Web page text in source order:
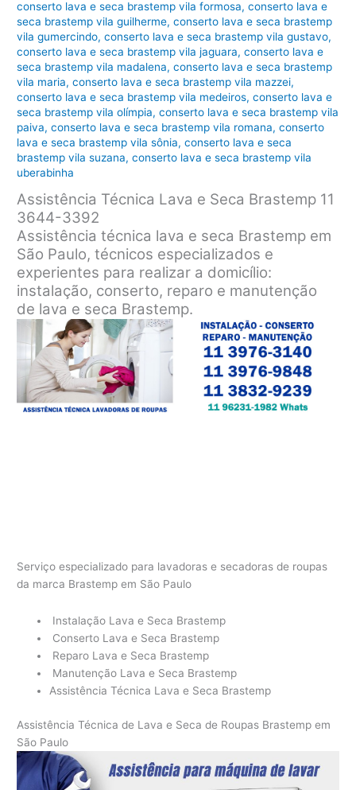
conserto lava e seca brastemp vila formosa,conserto lava e
seca brastemp vila guilherme,conserto lava e seca brastemp
vila gumercindo,conserto lava e seca brastemp vila gustavo,
conserto lava e seca brastemp vila jaguara,conserto lava e
seca brastemp vila madalena,conserto lava e seca brastemp
vila maria,conserto lava e seca brastemp vila mazzei,
conserto lava e seca brastemp vila medeiros,conserto lava e
seca brastemp vila olímpia,conserto lava e seca brastemp vila
paiva,conserto lava e seca brastemp vila romana,conserto
lava e seca brastemp vila sônia,conserto lava e seca
brastemp vila suzana,conserto lava e seca brastemp vila
uberabinha
Assistência Técnica Lava e Seca Brastemp 11
3644-3392
Assistência técnica lava e seca Brastemp em
São Paulo, técnicos especializados e
experientes para realizar a domicílio:
instalação, conserto, reparo e manutenção
de lava e seca Brastemp.
Serviço especializado para lavadoras e secadoras de roupas
da marca Brastemp em São Paulo
Instalação Lava e Seca Brastemp
Conserto Lava e Seca Brastemp
Reparo Lava e Seca Brastemp
Manutenção Lava e Seca Brastemp
Assistência Técnica Lava e Seca Brastemp
Assistência Técnica de Lava e Seca de Roupas Brastemp em
São Paulo